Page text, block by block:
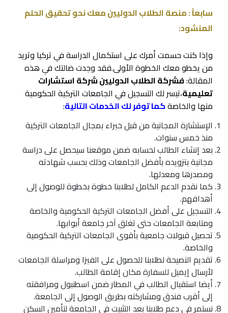
سابعاً : منصة الطلاب الدوليين معك نحو تحقيق الحلم
المنشود:
وإذا كنت حسمت أمرك على استكمال الدراسة في تركيا وتريد
من يخطو معك الخطوة الأولى.فقد وجدت ضالتك في هذه
المقالة:فشركة الطلاب الدوليين شركة استشارات
تعليمية،تيسر لك التسجيل في الجامعات التركية الحكومية
منها والخاصةكما توفر لك الخدمات التالية:
الإستشارة المجانية من قبل خبراء بمجال الجامعات التركية
منذ خمس سنوات.
بعد إنشاء الطالب لحسابه ضمن موقعنا سيحصل على دراسة
مجانية بتزويده بأفضل الجامعات وذلك بحسب شهادته
ومصدرها ومعدلها.
كما نقدم الدعم الكامل لطلابنا خطوة بخطوة للوصول إلى
أهدافهم.
التسجيل على أفضل الجامعات التركية الحكومية والخاصة
ومتابعة الجامعات حتى تغلق آخر جامعة أبوابها.
تحصيل قبولات جامعية بأقوى الجامعات التركية الحكومية
والخاصة.
تقديم النصيحة لطلابنا للحصول على الفيزا ومراسلة الجامعات
لأرسال إيميل للسفارة مكان إقامة الطالب.
أيضا استقبال الطالب في المطار ضمن اسطنبول ومرافقته
إلى أقرب فندق ومشاركته بطريق الوصول إلى الجامعة.
نستمر في دعم طلابنا بعد التثبيت في الجامعة لتأمين السكن